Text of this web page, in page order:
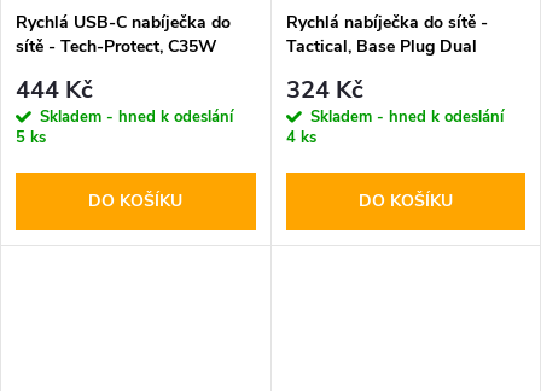
Rychlá USB-C nabíječka do
sítě - Tech-Protect, C35W
444 Kč
Skladem - hned k odeslání
5 ks
DO KOŠÍKU
Rychlá nabíječka do sítě -
Tactical, Base Plug Dual
324 Kč
Skladem - hned k odeslání
4 ks
DO KOŠÍKU